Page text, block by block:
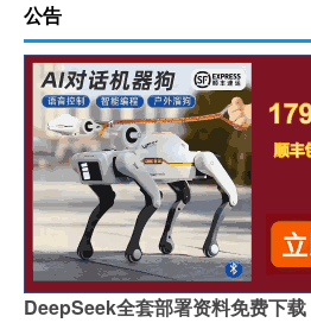
公告
DeepSeek全套部署资料免费下载